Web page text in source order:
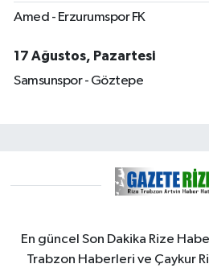
Amed - Erzurumspor FK
17 Ağustos, Pazartesi
Samsunspor - Göztepe
En güncel Son Dakika Rize
Trabzon Haberleri ve Çaykur